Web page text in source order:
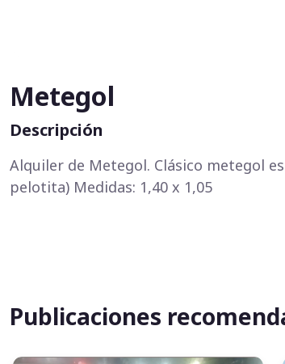
Metegol
Descripción
Alquiler de Metegol. Clásico metegol
pelotita) Medidas: 1,40 x 1,05
Publicaciones